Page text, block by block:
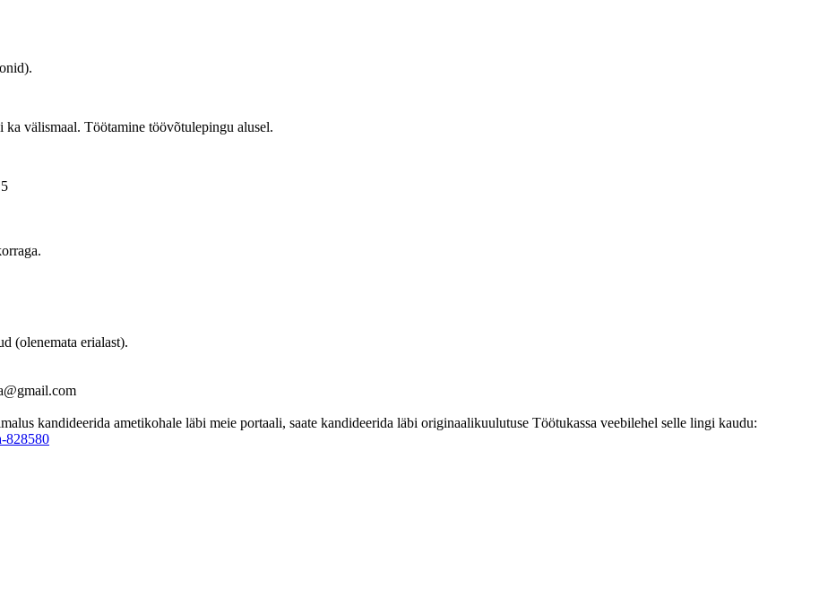
välismaal. Töötamine töövõtulepingu alusel.
(olenemata erialast).
kandideerida ametikohale läbi meie portaali, saate kandideerida läbi originaalikuulutuse Töötukassa veebilehel selle lingi kaudu:
828580